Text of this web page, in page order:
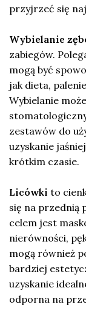
przyjrzeć się
Wybielanie
zabiegów.
mogą być
jak dieta,
Wybielanie
zestawów do
uzyskanie
krótkim czasie.
Licówki to
się na przednią
celem jest
nierówności,
mogą również
bardziej
uzyskanie
odporna na